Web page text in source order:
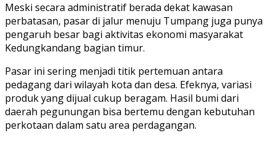
Meski secara administratif berada dekat kawasan
perbatasan, pasar di jalur menuju Tumpang juga punya
pengaruh besar bagi aktivitas ekonomi masyarakat
Kedungkandang bagian timur.
Pasar ini sering menjadi titik pertemuan antara
pedagang dari wilayah kota dan desa. Efeknya, variasi
produk yang dijual cukup beragam. Hasil bumi dari
daerah pegunungan bisa bertemu dengan kebutuhan
perkotaan dalam satu area perdagangan.